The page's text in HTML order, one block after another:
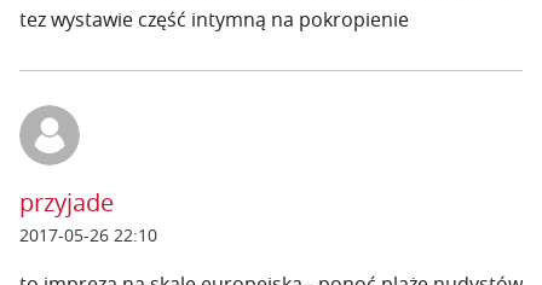
tez wystawie część intymną na pokropienie
przyjade
2017-05-26 22:10